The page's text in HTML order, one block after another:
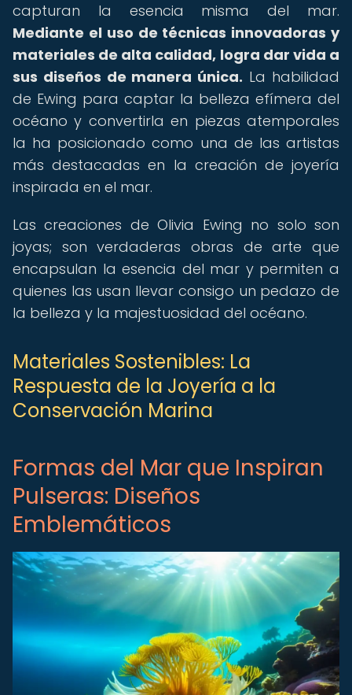
capturan la esencia misma del mar.
Mediante el uso de técnicas innovadoras y
materiales de alta calidad, logra dar vida a
sus diseños de manera única. La habilidad
de Ewing para captar la belleza efímera del
océano y convertirla en piezas atemporales
la ha posicionado como una de las artistas
más destacadas en la creación de joyería
inspirada en el mar.
Las creaciones de Olivia Ewing no solo son
joyas; son verdaderas obras de arte que
encapsulan la esencia del mar y permiten a
quienes las usan llevar consigo un pedazo de
la belleza y la majestuosidad del océano.
Materiales Sostenibles: La
Respuesta de la Joyería a la
Conservación Marina
Formas del Mar que Inspiran
Pulseras: Diseños
Emblemáticos